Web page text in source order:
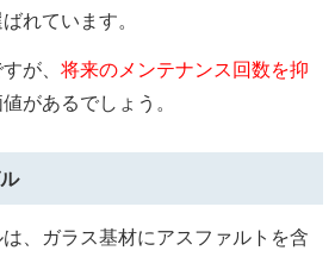
れています。
が、 将来のメンテナンス回数を抑
があるでしょう。
、ガラス基材にアスファルトを含